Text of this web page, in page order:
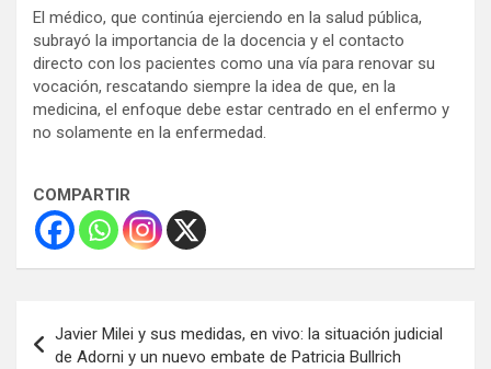
El médico, que continúa ejerciendo en la salud pública,
subrayó la importancia de la docencia y el contacto
directo con los pacientes como una vía para renovar su
vocación, rescatando siempre la idea de que, en la
medicina, el enfoque debe estar centrado en el enfermo y
no solamente en la enfermedad.
COMPARTIR
de
Javier Milei y sus medidas, en vivo: la situación judicial
de Adorni y un nuevo embate de Patricia Bullrich